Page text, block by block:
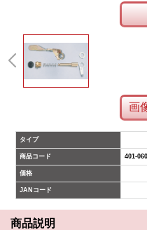
画
タイプ
商品コード 401-
価格
JANコード
商品説明